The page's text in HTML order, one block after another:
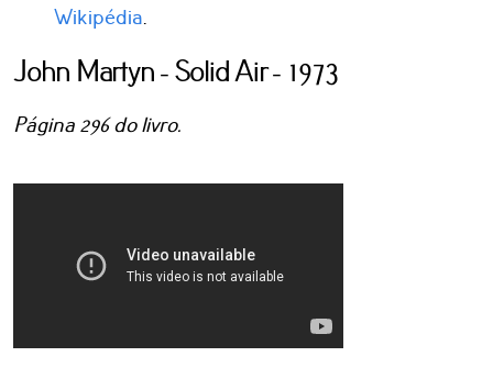
Wikipédia
John Martyn - Solid Air - 1973
Página 296 do livro.